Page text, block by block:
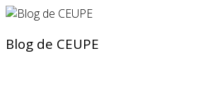
Blog de CEUPE